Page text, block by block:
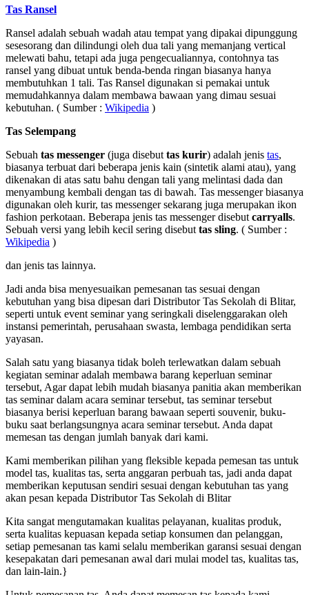
Tas Ransel
Ransel adalah sebuah wadah atau tempat yang dipakai dipunggung
sesesorang dan dilindungi oleh dua tali yang memanjang vertical
melewati bahu, tetapi ada juga pengecualiannya, contohnya tas
ransel yang dibuat untuk benda-benda ringan biasanya hanya
membutuhkan 1 tali. Tas Ransel digunakan si pemakai untuk
memudahkannya dalam membawa bawaan yang dimau sesuai
kebutuhan. ( Sumber : Wikipedia )
Tas Selempang
Sebuah tas messenger (juga disebut tas kurir) adalah jenis tas,
biasanya terbuat dari beberapa jenis kain (sintetik alami atau), yang
dikenakan di atas satu bahu dengan tali yang melintasi dada dan
menyambung kembali dengan tas di bawah. Tas messenger biasanya
digunakan oleh kurir, tas messenger sekarang juga merupakan ikon
fashion perkotaan. Beberapa jenis tas messenger disebut carryalls.
Sebuah versi yang lebih kecil sering disebut tas sling. ( Sumber :
Wikipedia )
dan jenis tas lainnya.
Jadi anda bisa menyesuaikan pemesanan tas sesuai dengan
kebutuhan yang bisa dipesan dari Distributor Tas Sekolah di Blitar,
seperti untuk event seminar yang seringkali diselenggarakan oleh
instansi pemerintah, perusahaan swasta, lembaga pendidikan serta
yayasan.
Salah satu yang biasanya tidak boleh terlewatkan dalam sebuah
kegiatan seminar adalah membawa barang keperluan seminar
tersebut, Agar dapat lebih mudah biasanya panitia akan memberikan
tas seminar dalam acara seminar tersebut, tas seminar tersebut
biasanya berisi keperluan barang bawaan seperti souvenir, buku-
buku saat berlangsungnya acara seminar tersebut. Anda dapat
memesan tas dengan jumlah banyak dari kami.
Kami memberikan pilihan yang fleksible kepada pemesan tas untuk
model tas, kualitas tas, serta anggaran perbuah tas, jadi anda dapat
memberikan keputusan sendiri sesuai dengan kebutuhan tas yang
akan pesan kepada Distributor Tas Sekolah di Blitar
Kita sangat mengutamakan kualitas pelayanan, kualitas produk,
serta kualitas kepuasan kepada setiap konsumen dan pelanggan,
setiap pemesanan tas kami selalu memberikan garansi sesuai dengan
kesepakatan dari pemesanan awal dari mulai model tas, kualitas tas,
dan lain-lain.}